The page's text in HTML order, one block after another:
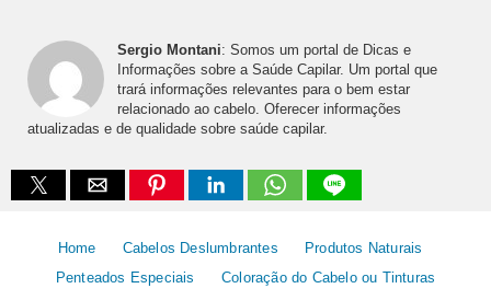
Sergio Montani: Somos um portal de Dicas e
Informações sobre a Saúde Capilar. Um portal que
trará informações relevantes para o bem estar
relacionado ao cabelo. Oferecer informações
atualizadas e de qualidade sobre saúde capilar.
Home Cabelos Deslumbrantes
Produtos Naturais
Penteados Especiais
Coloração do Cabelo ou Tinturas